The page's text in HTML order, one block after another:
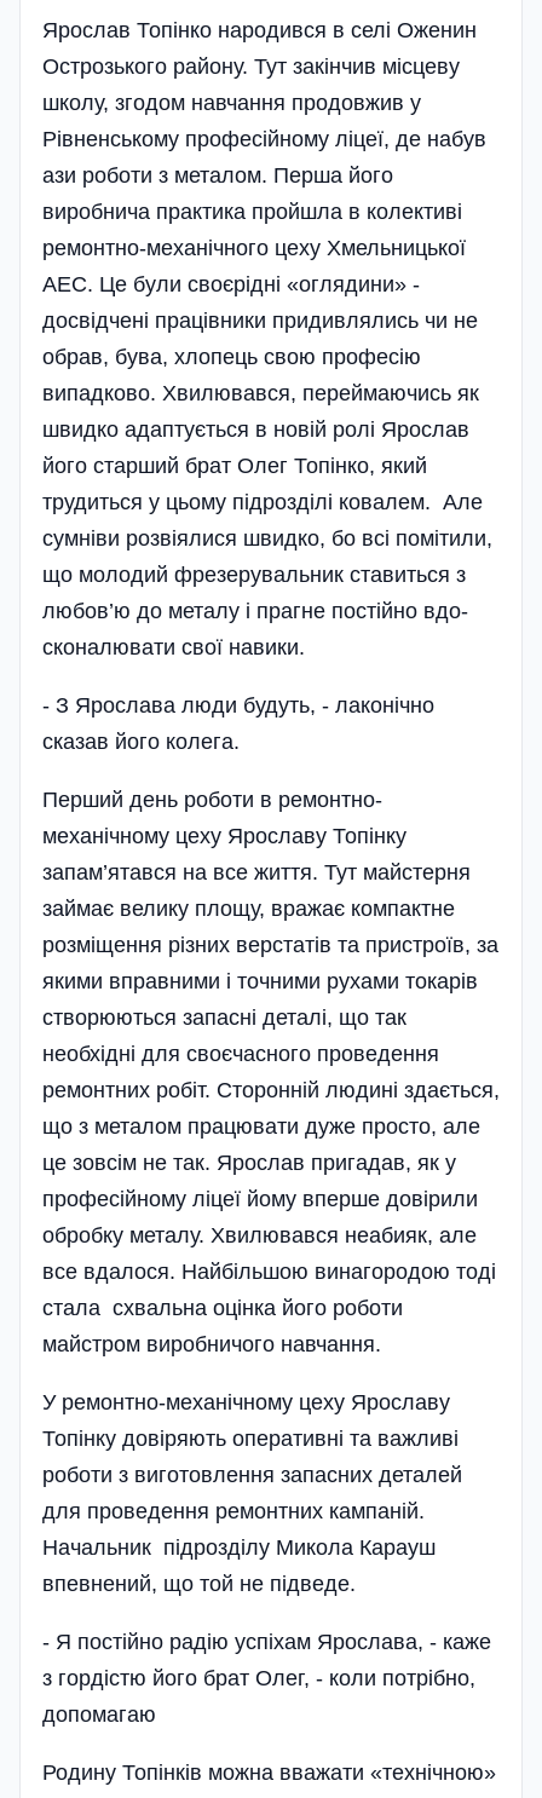
Ярослав Топінко народився в селі Оженин
Острозького району. Тут закінчив місцеву
школу, згодом навчання продовжив у
Рівненському профе­сійному ліцеї, де набув
ази роботи з металом. Перша його
виробнича практика пройшла в колективі
ремонтно-механічного цеху Хмельницької
АЕС. Це були своєрідні «оглядини» -
досвідчені працівники придивлялись чи не
обрав, бува, хлопець свою професію
випадково. Хвилювався, переймаючись як
швидко адаптується в новій ролі Ярослав
його старший брат Олег Топінко, який
трудиться у цьому підрозділі ковалем. Але
сум­ні­ви розвіялися швидко, бо всі помітили,
що молодий фре­зерувальник ставиться з
любов’ю до металу­ і прагне постійн­о вдо­
скона­лювати свої навики.
- З Ярослава лю­ди будуть, - лаконічно
сказав його колега.
Перший день роботи в ремонтно-
механічному цеху Ярославу Топінку
запам’ятався на все життя. Тут майстерня
займає велику площу, вражає компактне
розміщення різних верстатів та пристроїв, за
якими вправними і точними рухами токарів
створюються запасні деталі, що так
необхідні для своєчасного проведення
ремонтних робіт. Сторонній людині здається,
що з металом працювати дуже просто, але
це зовсім не так. Ярослав пригадав, як у
професійному ліцеї йому вперше довірили
обробку металу. Хвилювався неабияк, але
все вдалося. Найбільшою винагородою тоді
стала схвальна оцінка його роботи
майстром виробничого навчання.
У ремонтно-механічному цеху Ярославу
Топінку довіряють оперативні та важливі
роботи з виготовлення запасних деталей
для проведення ремонтних кампаній.
Начальник підрозділу Микола Карауш
впевнений, що той не під­веде.
- Я постійно радію успіхам Ярослава, - каже
з гордістю його брат Олег, - коли потрібно,
допомагаю
Родину Топінків можна вважати «технічною»